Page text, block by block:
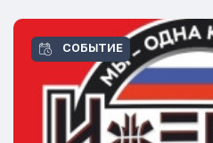
СОБЫТИЕ